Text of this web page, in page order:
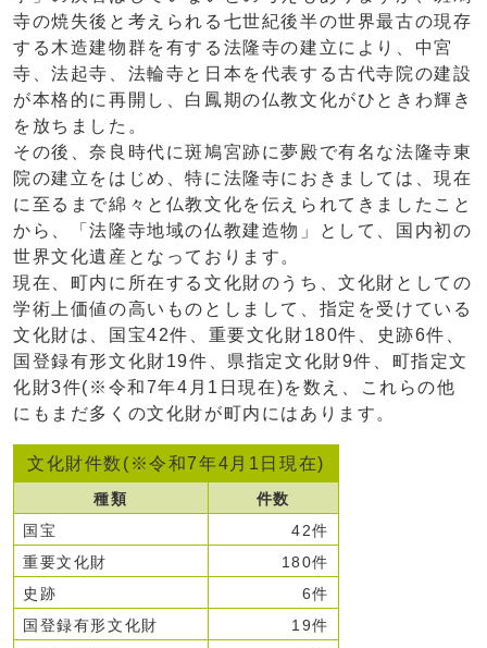
寺の焼失後と考えられる七世紀後半の世界最古の現存
する木造建物群を有する法隆寺の建立により、中宮
寺、法起寺、法輪寺と日本を代表する古代寺院の建設
が本格的に再開し、白鳳期の仏教文化がひときわ輝き
を放ちました。
その後、奈良時代に斑鳩宮跡に夢殿で有名な法隆寺東
院の建立をはじめ、特に法隆寺におきましては、現在
に至るまで綿々と仏教文化を伝えられてきましたこと
から、「法隆寺地域の仏教建造物」として、国内初の
世界文化遺産となっております。
現在、町内に所在する文化財のうち、文化財としての
学術上価値の高いものとしまして、指定を受けている
文化財は、国宝42件、重要文化財180件、史跡6件、
国登録有形文化財19件、県指定文化財9件、町指定文
化財3件(※令和7年4月1日現在)を数え、これらの他
にもまだ多くの文化財が町内にはあります。
文化財件数(※令和7年4月1日現在)
種類
件数
国宝
42件
重要文化財
180件
史跡
6件
国登録有形文化財
19件